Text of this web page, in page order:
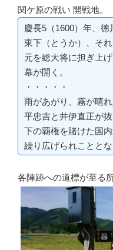
関ケ原の戦い 開戦地。
慶長5（1600）年、
東下（とうか）、そ
元を総大将に担ぎ上
幕が開く。
・・・・・
雨があがり、霧が晴
平忠吉と井伊直正が
下の覇権を賭けた国
繰り広げられこととな
各陣跡への道標が至る